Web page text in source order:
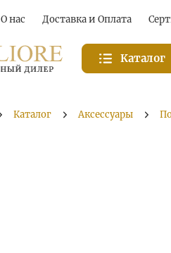
О нас Доставка и Оплата
Каталог
Каталог Аксессуары